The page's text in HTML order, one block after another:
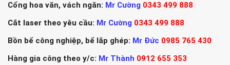
Cổng hoa văn, vách ngăn: Mr Cường 0343 499 888
Cắt laser theo yêu cầu: Mr Cường 0343 499 888
Bồn bể công nghiệp, bể lắp ghép: Mr Đức 0985 765 430
Hàng gia công theo y/c: Mr Thành 0912 655 353